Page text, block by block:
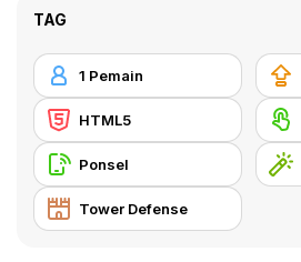
TAG
1 Pemain
HTML5
Ponsel
Tower Defense